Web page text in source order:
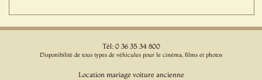
Tél: 0 36 35 34 800
Disponibilité de tous types de véhicules pour le cinéma, films et photos
Location mariage voiture ancienne